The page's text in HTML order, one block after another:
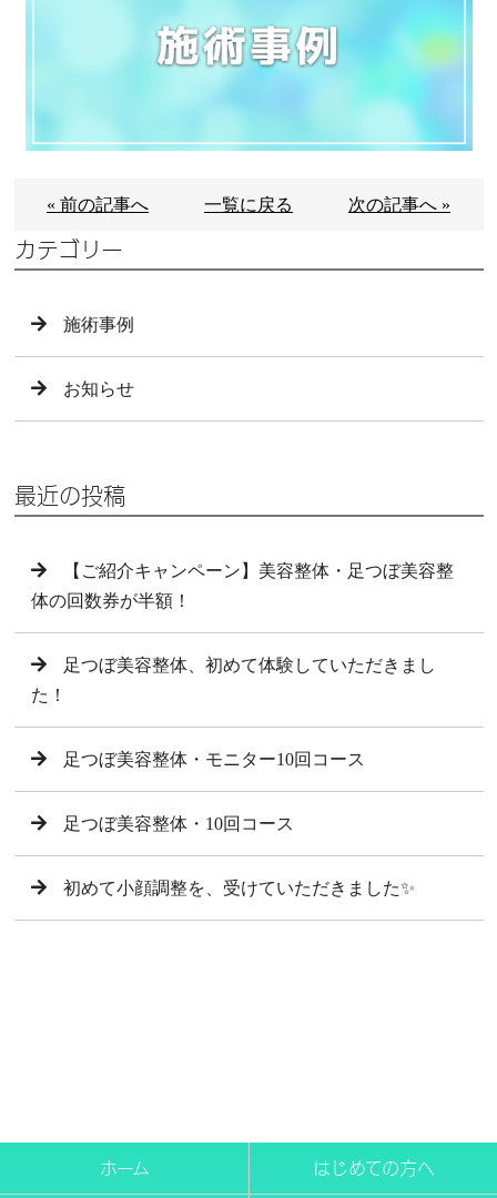
« 前の記事へ 一覧に戻る 次の記事へ »
カテゴリー
施術事例
お知らせ
最近の投稿
【ご紹介キャンペーン】美容整体・足つぼ美容整
体の回数券が半額！
足つぼ美容整体、初めて体験していただきまし
た！
足つぼ美容整体・モニター10回コース
足つぼ美容整体・10回コース
初めて小顔調整を、受けていただきました✨
ホーム はじめての方へ